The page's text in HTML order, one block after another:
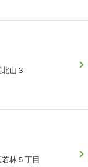
山３
林５丁目